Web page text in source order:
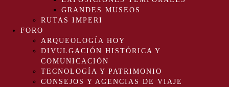
GRANDES MUSEOS
RUTAS IMPERI
FORO
ARQUEOLOGÍA HOY
DIVULGACIÓN HISTÓRICA Y
COMUNICACIÓN
TECNOLOGÍA Y PATRIMONIO
CONSEJOS Y AGENCIAS DE VIAJE